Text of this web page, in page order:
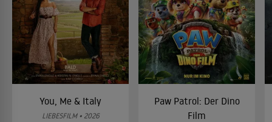
You, Me & Italy
LIEBESFILM • 2026
Paw Patrol: Der Dino
Film